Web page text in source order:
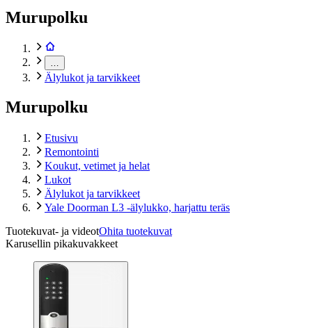
Murupolku
Älylukot ja tarvikkeet
Murupolku
Etusivu
Remontointi
Koukut, vetimet ja helat
Lukot
Älylukot ja tarvikkeet
Yale Doorman L3 -älylukko, harjattu teräs
Tuotekuvat- ja videotOhita tuotekuvat
Karusellin pikakuvakkeet